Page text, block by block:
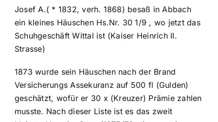
Josef A.( * 1832, verh. 1868) besaß in Abbach
ein kleines Häuschen Hs.Nr. 30 1/9 , wo jetzt das
Schuhgeschäft Wittal ist (Kaiser Heinrich II.
Strasse)
1873 wurde sein Häuschen nach der Brand
Versicherungs Assekuranz auf 500 fl (Gulden)
geschätzt, wofür er 30 x (Kreuzer) Prämie zahlen
musste. Nach dieser Liste ist es das zweit